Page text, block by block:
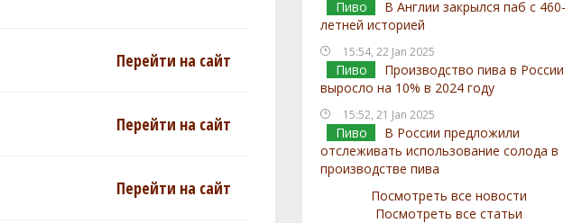
Пиво
В Англии закрылся паб с 460-
летней историей
15:54, 22 Jan 2025
Пиво
Производство пива в России
выросло на 10% в 2024 году
15:52, 21 Jan 2025
Пиво
В России предложили
отслеживать использование солода в
производстве пива
Посмотреть все новости
Посмотреть все статьи
Перейти на сайт
Перейти на сайт
Перейти на сайт